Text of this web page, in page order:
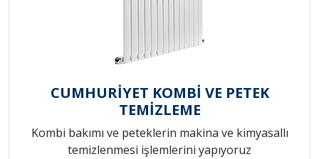
CUMHURİYET KOMBİ VE PETEK
TEMİZLEME
Kombi bakımı ve peteklerin makina ve kimyasallı
temizlenmesi işlemlerini yapıyoruz